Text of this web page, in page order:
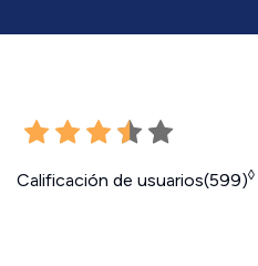
Calificación de usuarios(599)◊